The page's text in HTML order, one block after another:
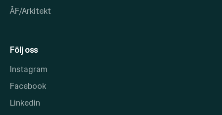
ÅF/Arkitekt
Följ oss
Instagram
Facebook
Linkedin